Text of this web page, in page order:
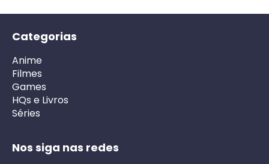
Categorias
Anime
Filmes
Games
HQs e Livros
Séries
Nos siga nas redes